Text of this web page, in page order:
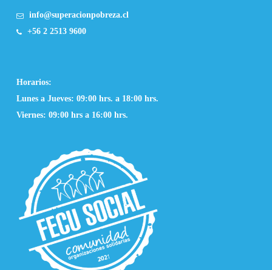
info@superacionpobreza.cl
+56 2 2513 9600
Horarios:
Lunes a Jueves: 09:00 hrs. a 18:00 hrs.
Viernes: 09:00 hrs a 16:00 hrs.